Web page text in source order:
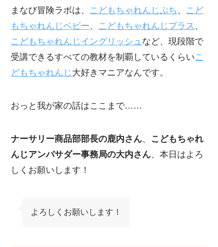
まなび冒険ラボは、 こどもちゃれんじぷち 、 こど
もちゃれんじベビー、 こどもちゃれんじプラス 、
こどもちゃれんじイングリッシュなど、現段階で
受講できるすべての教材を制覇しているくらいこ
どもちゃれんじ大好きマニアなんです。
おっと我が家の話はここまで……
ナーサリー商品部部長の鹿内さん、 こどもちゃれ
んじアンバサダー事務局の大内さん、本日はよろ
しくお願いします！
よろしくお願いします！